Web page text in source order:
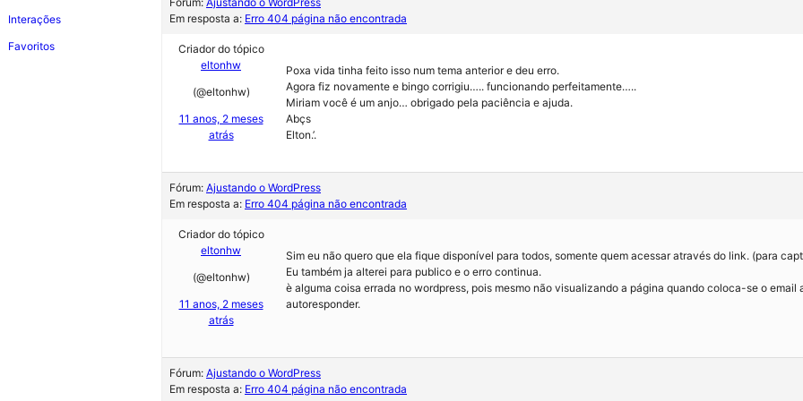
Interações
Favoritos
Em resposta a: Erro 404 página não encontrada
Criador do tópico
eltonhw
(@eltonhw)
11 anos, 2 meses
atrás
Poxa vida tinha feito isso num tema anterior e deu erro.
Agora fiz novamente e bingo corrigiu….. funcionando perfeitamente…..
Miriam você é um anjo… obrigado pela paciência e ajuda.
Abçs
Elton.’.
Fórum: Ajustando o WordPress
Em resposta a: Erro 404 página não encontrada
Criador do tópico
eltonhw
(@eltonhw)
11 anos, 2 meses
atrás
Sim eu não quero que ela fique disponível para todos, somente quem acessar através do link. (para
Eu também ja alterei para publico e o erro continua.
è alguma coisa errada no wordpress, pois mesmo não visualizando a página quando coloca-se o email
autoresponder.
Fórum: Ajustando o WordPress
Em resposta a: Erro 404 página não encontrada